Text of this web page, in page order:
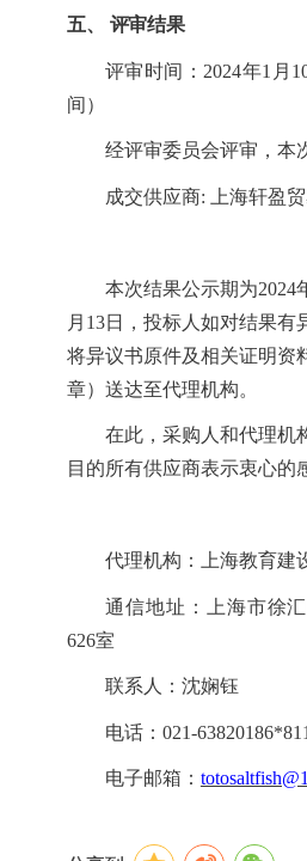
五、 评审结果
评审时间： 2024年1月
间）
经评审委员会评审，本
成交供应商: 上海轩盈
本次结果公示期为2024
月13日，投标人 如对结果有
将异议书原件及相关证明资
章）送达至代理机构。
在此， 采购人和代理机
目的所有供应商表示衷心的
代理机构：上海教育建
通信地址：上海市徐
626室
联系人： 沈娴钰
电话： 021-
电子邮箱：